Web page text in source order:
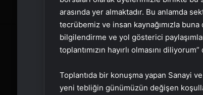
arasında yer almaktadır. Bu anlamda
tecrübemiz ve insan kaynağımızla buna
bilgilendirme ve yol gösterici
toplantımızın hayırlı olmasını diliyorum”
Toplantıda bir konuşma yapan Sanayi
yeni tebliğin günümüzün değişen